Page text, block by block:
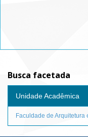
Busca facetada
Unidade Acadêmica
Faculdade de Arquitetura